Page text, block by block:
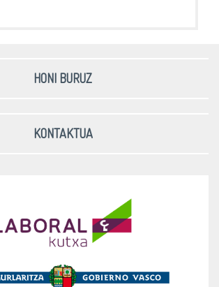
Mello - 2026-06-12
Llangón - 2026-06-10
- 2026-06-07
HONI BURUZ
KONTAKTUA